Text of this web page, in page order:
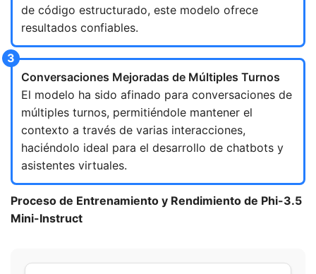
de código estructurado, este modelo ofrece
resultados confiables.
Conversaciones Mejoradas de Múltiples Turnos
El modelo ha sido afinado para conversaciones de
múltiples turnos, permitiéndole mantener el
contexto a través de varias interacciones,
haciéndolo ideal para el desarrollo de chatbots y
asistentes virtuales.
Proceso de Entrenamiento y Rendimiento de Phi-3.5
Mini-Instruct